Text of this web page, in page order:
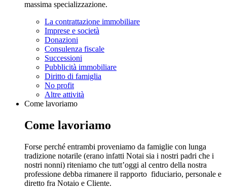
massima specializzazione.
La contrattazione immobiliare
Imprese e società
Donazioni
Consulenza fiscale
Successioni
Pubblicità immobiliare
Diritto di famiglia
No profit
Altre attività
Come lavoriamo
Come lavoriamo
Forse perché entrambi proveniamo da famiglie con lunga
tradizione notarile (erano infatti Notai sia i nostri padri che i
nostri nonni) riteniamo che tutt’oggi al centro della nostra
professione debba rimanere il rapporto fiduciario, personale e
diretto fra Notaio e Cliente.